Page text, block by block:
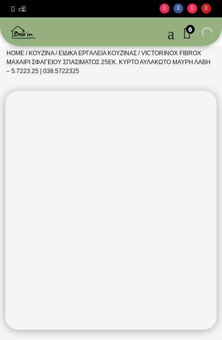
 
0
HOME / ΚΟΥΖΊΝΑ/ ΕΙΔΙΚΆ ΕΡΓΑΛΕΊΑ ΚΟΥΖΊΝΑΣ / VICTORINOX FIBROX
ΜΑΧΑΙΡΙ ΣΦΑΓΕΙΟΥ ΣΠΑΣΙΜΑΤΟΣ 25ΕΚ. ΚΥΡΤΟ ΑΥΛΑΚΩΤΟ ΜΑΥΡΗ ΛΑΒΗ
– 5.7223.25 | 038.5722325